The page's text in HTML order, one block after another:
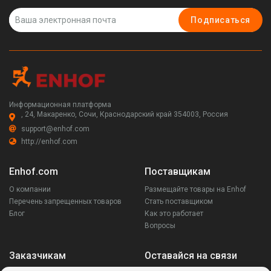
Подписаться
Информационная платформа
, 24, Макаренко, Сочи, Краснодарский край 354003, Россия
support@enhof.com
http://enhof.com
Enhof.com
О компании
Перечень запрещенных товаров
Блог
Поставщикам
Размещайте товары на Enhof
Стать поставщиком
Как это работает
Вопросы
Заказчикам Оставайся на связи